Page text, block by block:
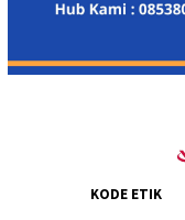
KODE ETIK